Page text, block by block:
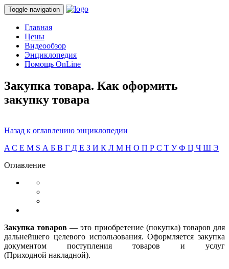
Toggle navigation
Главная
Цены
Видеообзор
Энциклопедия
Помощь OnLine
Закупка товара. Как оформить
закупку товара
Назад к оглавлению энциклопедии
A C E M S А Б В Г Д Е З И К Л М Н О П Р С Т УФ Ц Ч Ш Э
Оглавление
Закупка товаров — это приобретение (покупка) товаров для
дальнейшего целевого использования. Оформляется закупка
документом поступления товаров и услуг
(Приходной накладной).